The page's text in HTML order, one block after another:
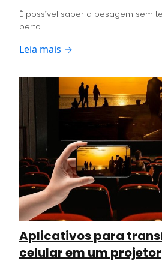
É possível saber a pesagem sem
perto
Leia mais →
Aplicativos para
celular em um projetor